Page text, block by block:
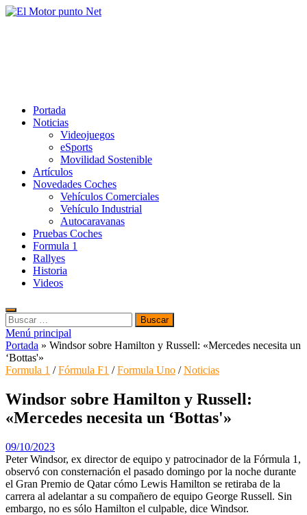
Saltar
Portada
Noticias
Videojuegos
eSports
Movilidad Sostenible
Artículos
Novedades Coches
Vehículos Comerciales
Vehículo Industrial
Autocaravanas
Pruebas Coches
Formula 1
Rallyes
Historia
Videos
Buscar:
Menú principal
Portada » Windsor sobre Hamilton y Russell: «Mercedes necesita un
‘Bottas'»
Formula 1 /Fórmula F1 /Formula Uno /Noticias
Windsor sobre Hamilton y Russell:
«Mercedes necesita un ‘Bottas'»
09/10/2023
Peter Windsor, ex director de equipo y patrocinador de la Fórmula 1,
observó con consternación el pasado domingo por la noche durante
el Gran Premio de Qatar cómo Lewis Hamilton se retiraba de la
carrera al adelantar a su compañero de equipo George Russell. Sin
embargo, no es sólo Hamilton el culpable, dice Windsor.